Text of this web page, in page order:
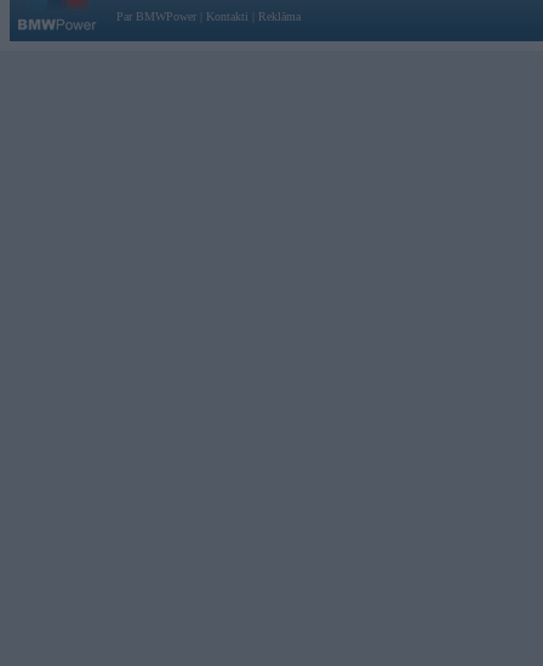
Par BMWPower
Kontakti Reklāma